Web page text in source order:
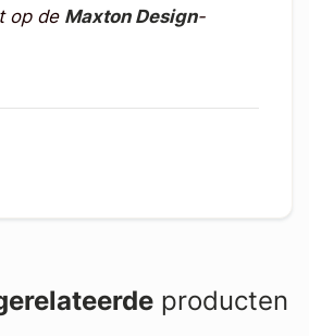
op de Maxton Design-
producten